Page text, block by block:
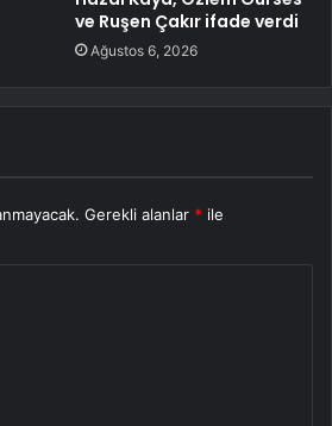
ve Ruşen Çakır ifade verdi
Ağustos 6, 2026
Gerekli alanlar * ile